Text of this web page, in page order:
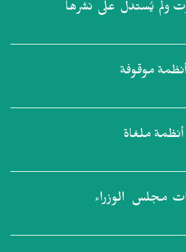
ولم يُستدل على نشرها
أنظمة موقوفة
أنظمة ملغاة
مجلس الوزراء